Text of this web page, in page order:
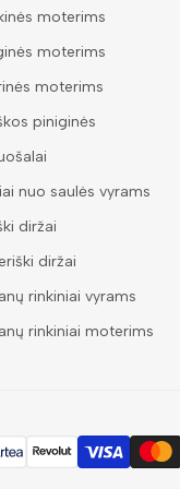
moterims
moterims
moterims
piniginės
nuo saulės vyrams
diržai
diržai
rinkiniai vyrams
rinkiniai moterims